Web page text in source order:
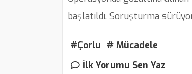
başlatıldı. Soruşturma
#Çorlu # Mücadele
İlk Yorumu Sen Yaz